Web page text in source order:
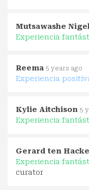
Mutsawashe
Experiencia
Reema 5 years ago
Experiencia
Kylie Aitchison 5
Experiencia
Gerard ten
Experiencia
curator